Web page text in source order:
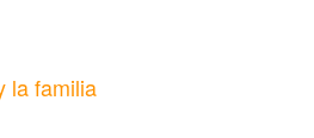
la familia